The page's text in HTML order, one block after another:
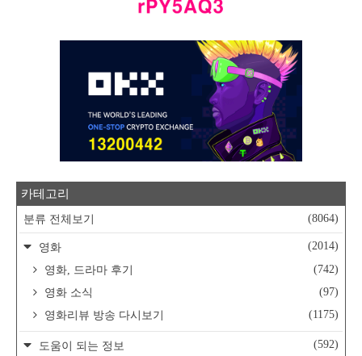
카테고리
분류 전체보기 (8064)
영화
(2014)
영화, 드라마 후기
(742)
영화 소식
(97)
영화리뷰 방송 다시보기
(1175)
도움이 되는 정보
(592)